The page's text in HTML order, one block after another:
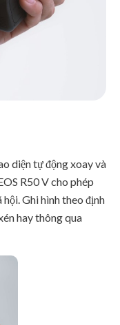
diện tự động xoay và
R50 V cho phép
hội. Ghi hình theo định
hay thông qua